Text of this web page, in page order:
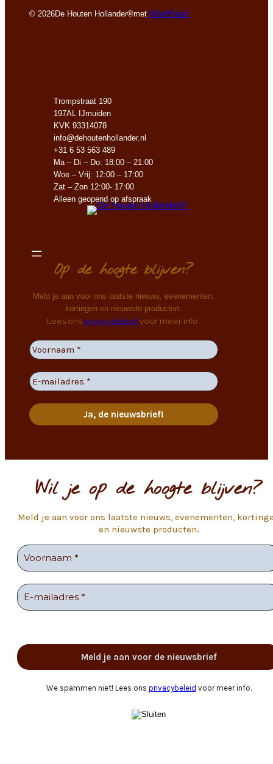
a
g
b
o
e
d
© 2026De Houten Hollander®met WordPress
Trompstraat 190
197AL IJmuiden
KVK 93314078
info@dehoutenhollander.nl
+31 6 53 563 489
Ma – Di – Do: 18:00 – 21:00
Woe – Vrij: 12:00 – 17:00
Zat – Zon 12:00- 17:00
Alleen geopend op afspraak
Op de hoogte blijven?
Meld je aan voor ons laatste nieuws, evenementen,
kortingen en nieuwste producten.
Lees ons privacybeleid voor meer info.
Wil je op de hoogte blijven?
Meld je aan voor ons laatste nieuws, evenementen,
en nieuwste producten.
We spammen niet! Lees ons privacybeleid voor meer info.